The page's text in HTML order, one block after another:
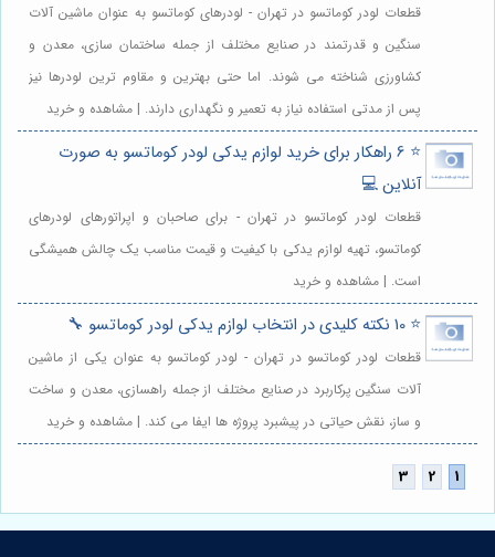
قطعات لودر کوماتسو در تهران - لودرهای کوماتسو به عنوان ماشین آلات
سنگین و قدرتمند در صنایع مختلف از جمله ساختمان سازی، معدن و
کشاورزی شناخته می شوند. اما حتی بهترین و مقاوم ترین لودرها نیز
پس از مدتی استفاده نیاز به تعمیر و نگهداری دارند. | مشاهده و خرید
⭐️ 6 راهکار برای خرید لوازم یدکی لودر کوماتسو به صورت
آنلاین 💻
قطعات لودر کوماتسو در تهران - برای صاحبان و اپراتورهای لودرهای
کوماتسو، تهیه لوازم یدکی با کیفیت و قیمت مناسب یک چالش همیشگی
است. | مشاهده و خرید
⭐️ 10 نکته کلیدی در انتخاب لوازم یدکی لودر کوماتسو 🔧
قطعات لودر کوماتسو در تهران - لودر کوماتسو به عنوان یکی از ماشین
آلات سنگین پرکاربرد در صنایع مختلف از جمله راهسازی، معدن و ساخت
و ساز، نقش حیاتی در پیشبرد پروژه ها ایفا می کند. | مشاهده و خرید